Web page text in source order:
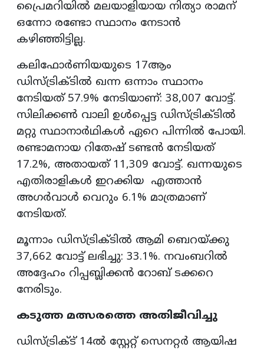
പ്രൈമറിയിൽ മലയാളിയായ നിത്യാ രാമന്
ഒന്നോ രണ്ടോ സ്ഥാനം നേടാൻ
കഴിഞ്ഞിട്ടില്ല.
കലിഫോർണിയയുടെ 17ആം
ഡിസ്ട്രിക്ടിൽ ഖന്ന ഒന്നാം സ്ഥാനം
നേടിയത് 57.9% നേടിയാണ്: 38,007 വോട്ട്.
സിലിക്കൺ വാലി ഉൾപ്പെട്ട ഡിസ്ട്രിക്ടിൽ
മറ്റു സ്ഥാനാർഥികൾ ഏറെ പിന്നിൽ പോയി.
രണ്ടാമനായ റിതേഷ് ടണ്ടൻ നേടിയത്
17.2%, അതായത് 11,309 വോട്ട്. ഖന്നയുടെ
എതിരാളികൾ ഇറക്കിയ എത്താൻ
അഗർവാൾ വെറും 6.1% മാത്രമാണ്
നേടിയത്.
മൂന്നാം ഡിസ്ട്രിക്ടിൽ ആമി ബെറയ്ക്കു
37,662 വോട്ട് ലഭിച്ചു: 33.1%. നവംബറിൽ
അദ്ദേഹം റിപ്പബ്ലിക്കൻ റോബ് ടക്കറെ
നേരിടും.
കടുത്ത മത്സരത്തെ അതിജീവിച്ചു
ഡിസ്ട്രിക്ട് 14ൽ സ്റ്റേറ്റ് സെനറ്റർ ആയിഷ